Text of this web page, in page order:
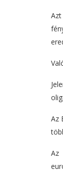
Az
Az